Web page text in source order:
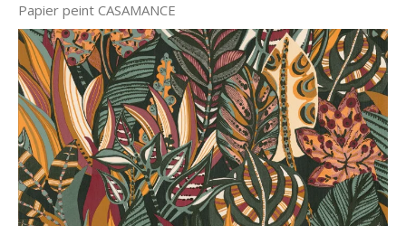
Papier peint CASAMANCE